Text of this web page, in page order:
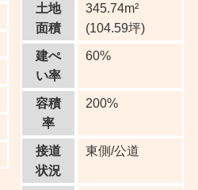
土地
面積
345.74m²
(104.59坪)
建ぺ
い率
60%
容積
率
200%
接道
状況
東側/公道